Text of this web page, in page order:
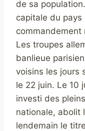
de sa
capitale du
commandement
Les troupes
banlieue
voisins les jours
le 22 juin. Le 10
investi des
nationale, abolit
lendemain le